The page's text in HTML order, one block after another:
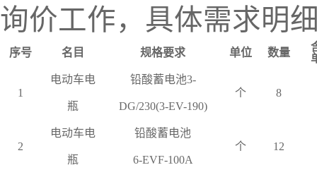
询价工作，具体需求明
序号 名目 规格要求 单位 数量
1
电动车电
瓶
铅酸蓄电池3-
DG/230(3-EV-190)
个 8
2
电动车电
瓶
铅酸蓄电池
6-EVF-100A
个 12